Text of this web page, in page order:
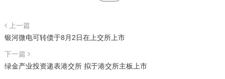
上一篇
银河微电可转债于8月2日在上交所上市
下一篇
绿金产业投资递表港交所 拟于港交所主板上市